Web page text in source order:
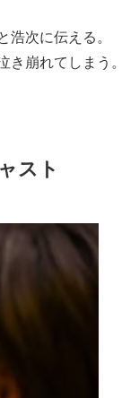
次に伝える。
崩れてしまう。
スト